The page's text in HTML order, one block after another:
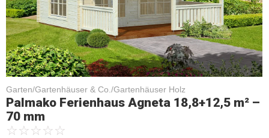
Garten/Gartenhäuser & Co./Gartenhäuser Holz
Palmako Ferienhaus Agneta 18,8+12,5 m² –
70 mm
☆☆☆☆☆